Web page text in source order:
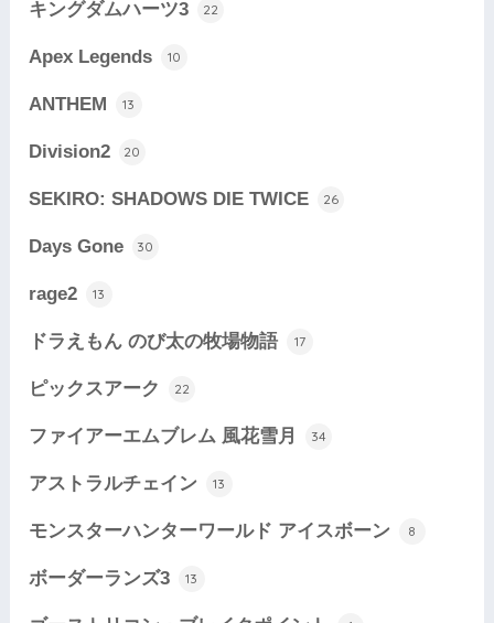
キングダムハーツ3 22
Apex Legends 10
ANTHEM 13
Division2 20
SEKIRO: SHADOWS DIE TWICE 26
Days Gone 30
rage2 13
ドラえもん のび太の牧場物語 17
ピックスアーク 22
ファイアーエムブレム 風花雪月 34
アストラルチェイン 13
モンスターハンターワールド アイスボーン 8
ボーダーランズ3 13